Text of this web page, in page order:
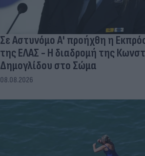
Σε Αστυνόμο Α' προήχθη η
της ΕΛΑΣ - Η διαδρομή της
Δημογλίδου στο Σώμα
08.08.2026